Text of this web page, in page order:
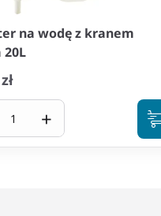
na wodę z kranem
20L
+